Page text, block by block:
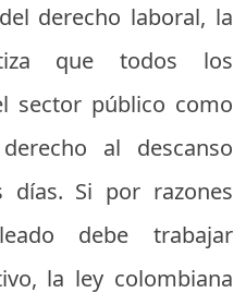
derecho laboral, la
que todos los
sector público como
al descanso
días. Si por razones
debe trabajar
la ley colombiana